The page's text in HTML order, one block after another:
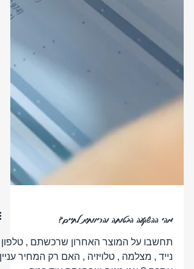
מהי ההשקעה הבטוחה והריווחית לחיים?